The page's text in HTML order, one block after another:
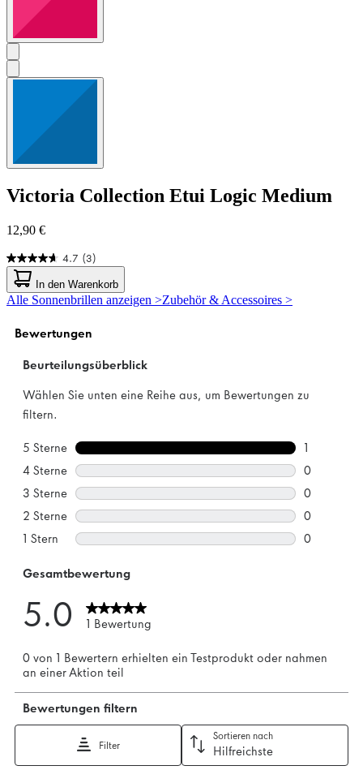
Victoria Collection Etui Logic Medium
12,90 €
4.7 (3)
4.7
von
5
Sternen.
Bewertungen
In den Warenkorb
Alle Sonnenbrillen anzeigen >Zubehör & Accessoires >